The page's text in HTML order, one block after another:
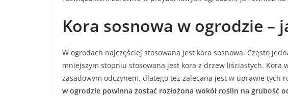
Kora sosnowa w ogrodzie –
W ogrodach najczęściej stosowana jest kora sosnowa. Często
mniejszym stopniu stosowana jest kora z drzew liściastych. Kora
zasadowym odczynem, dlatego też zalecana jest w uprawie tych
w ogrodzie powinna zostać rozłożona wokół roślin na grubość